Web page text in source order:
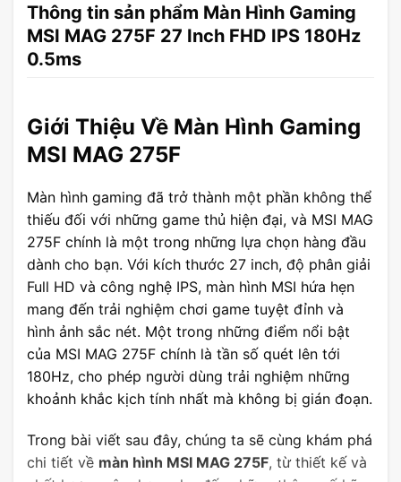
Thông tin sản phẩm Màn Hình Gaming
MSI MAG 275F 27 Inch FHD IPS 180Hz
0.5ms
Giới Thiệu Về Màn Hình Gaming
MSI MAG 275F
Màn hình gaming đã trở thành một phần không thể
thiếu đối với những game thủ hiện đại, và MSI MAG
275F chính là một trong những lựa chọn hàng đầu
dành cho bạn. Với kích thước 27 inch, độ phân giải
Full HD và công nghệ IPS, màn hình MSI hứa hẹn
mang đến trải nghiệm chơi game tuyệt đỉnh và
hình ảnh sắc nét. Một trong những điểm nổi bật
của MSI MAG 275F chính là tần số quét lên tới
180Hz, cho phép người dùng trải nghiệm những
khoảnh khắc kịch tính nhất mà không bị gián đoạn.
Trong bài viết sau đây, chúng ta sẽ cùng khám phá
chi tiết về màn hình MSI MAG 275F, từ thiết kế và